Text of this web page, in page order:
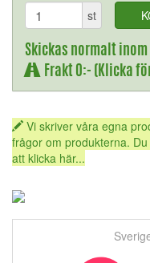
st
Skickas normalt inom
Frakt 0:- (Klicka
Vi skriver våra egna
frågor om produkterna.
att klicka här...